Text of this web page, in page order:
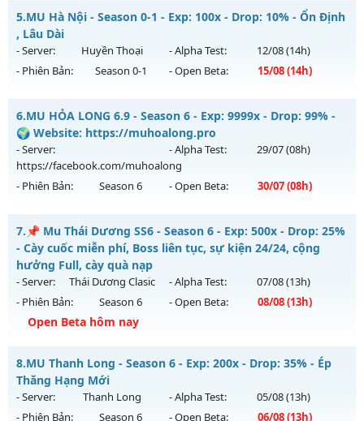
Antihack: Anti Phoenix
MU HỎA LONG 6.9.1 - 🌐 Website: https://muhoalong.pro
Mu mới ra tháng 08 2026 - Mở máy chủ
https://facebook.com/muhoalongvào 08h ngày
05/08/2626
Kiểu reset: Non Reset
Thể loại: Mu Nguyên bản Webzen
Antihack: XShield
5.MU Hà Nội - Season 0-1 - Exp: 100x - Drop: 10% - Ổn Định
, Lâu Dài
- Server: Huyền Thoại - Alpha Test: 12/08(14h)
- Phiên Bản:
Season 0-1 - Open Beta: 15/08(14h)
MU Hà Nội - Ổn Định , Lâu Dài
Mu mới ra tháng 08 2026 - Mở máy chủ
14h ngày 15/08/2626
Exp: 100x - Drop: 10%
Thể loại: Mu Nguyên bản Webzen
Antihack: ICM
6.MU HỎA LONG 6.9 - Season 6 - Exp: 9999x - Drop: 99% -
🌍 Website: https://muhoalong.pro
- Server:
https://facebook.com/muhoalong
- Alpha Test: 29/07(08h)
- Phiên Bản: Season 6 - Open Beta: 30/07(08h)
MU HỎA LONG 6.9 - 🌍 Website: https://muhoalong.pro
Mu mới ra tháng 07 2026 - Mở máy chủ
https://facebook.com/muhoalong
30/07/2626
Exp: 9999x - Drop: 99%
Kiểu reset: Non Reset
Antihack: Xshiel
7. 📌 Mu Thái Dương SS6 - Season 6 - Exp: 500x - Drop: 25%
- Cày cuốc miễn phí, Boss liên tục, sự kiện 24/24, cộng
hưởng Full, cày quà nạp
- Server: Thái Dương Clasic - Alpha Test: 07/08(13h)
- Phiên Bản:
Season 6 - Open Beta: 08/08(13h)
Open Beta hôm nay
📌 Mu Thái Dương SS6 - Cày cuốc miễn phí, Boss liên tục,
sự kiện 24/24, cộng hưởng Full, cày quà nạp
Mu mới ra tháng 08 2026 - Mở máy chủ
Thái Dương Clasic
vào 13h ngày 08/08/2626
8.MU Thanh Long - Season 6 - Exp: 200x - Drop: 35% - Ép
Thăng Hạng Mới
- Server: Thanh Long - Alpha Test: 05/08(13h)
- Phiên Bản:
Season 6 - Open Beta: 06/08(13h)